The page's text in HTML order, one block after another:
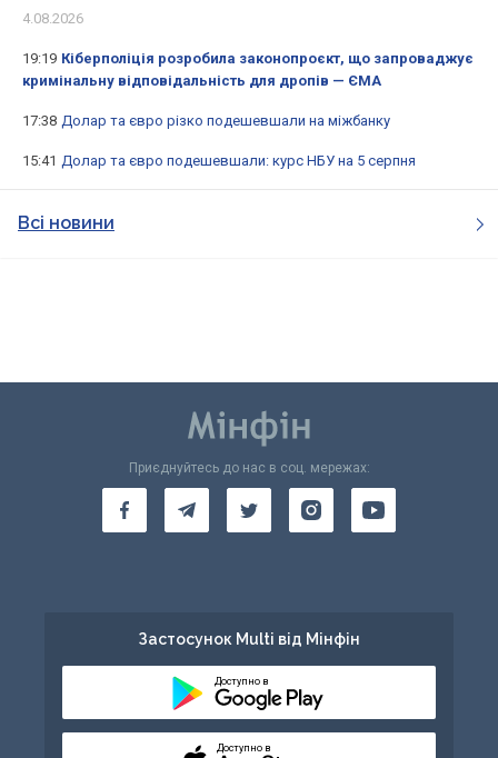
4.08.2026
19:19 Кіберполіція розробила законопроєкт, що запроваджує
кримінальну відповідальність для дропів — ЄМА
17:38 Долар та євро різко подешевшали на міжбанку
15:41 Долар та євро подешевшали: курс НБУ на 5 серпня
Всі новини
Приєднуйтесь до нас в соц. мережах:
Застосунок Multi від Мінфін
Доступно в
Доступно в